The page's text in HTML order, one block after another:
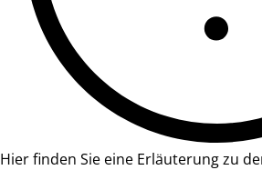
Hier finden Sie eine Erläuterung zu